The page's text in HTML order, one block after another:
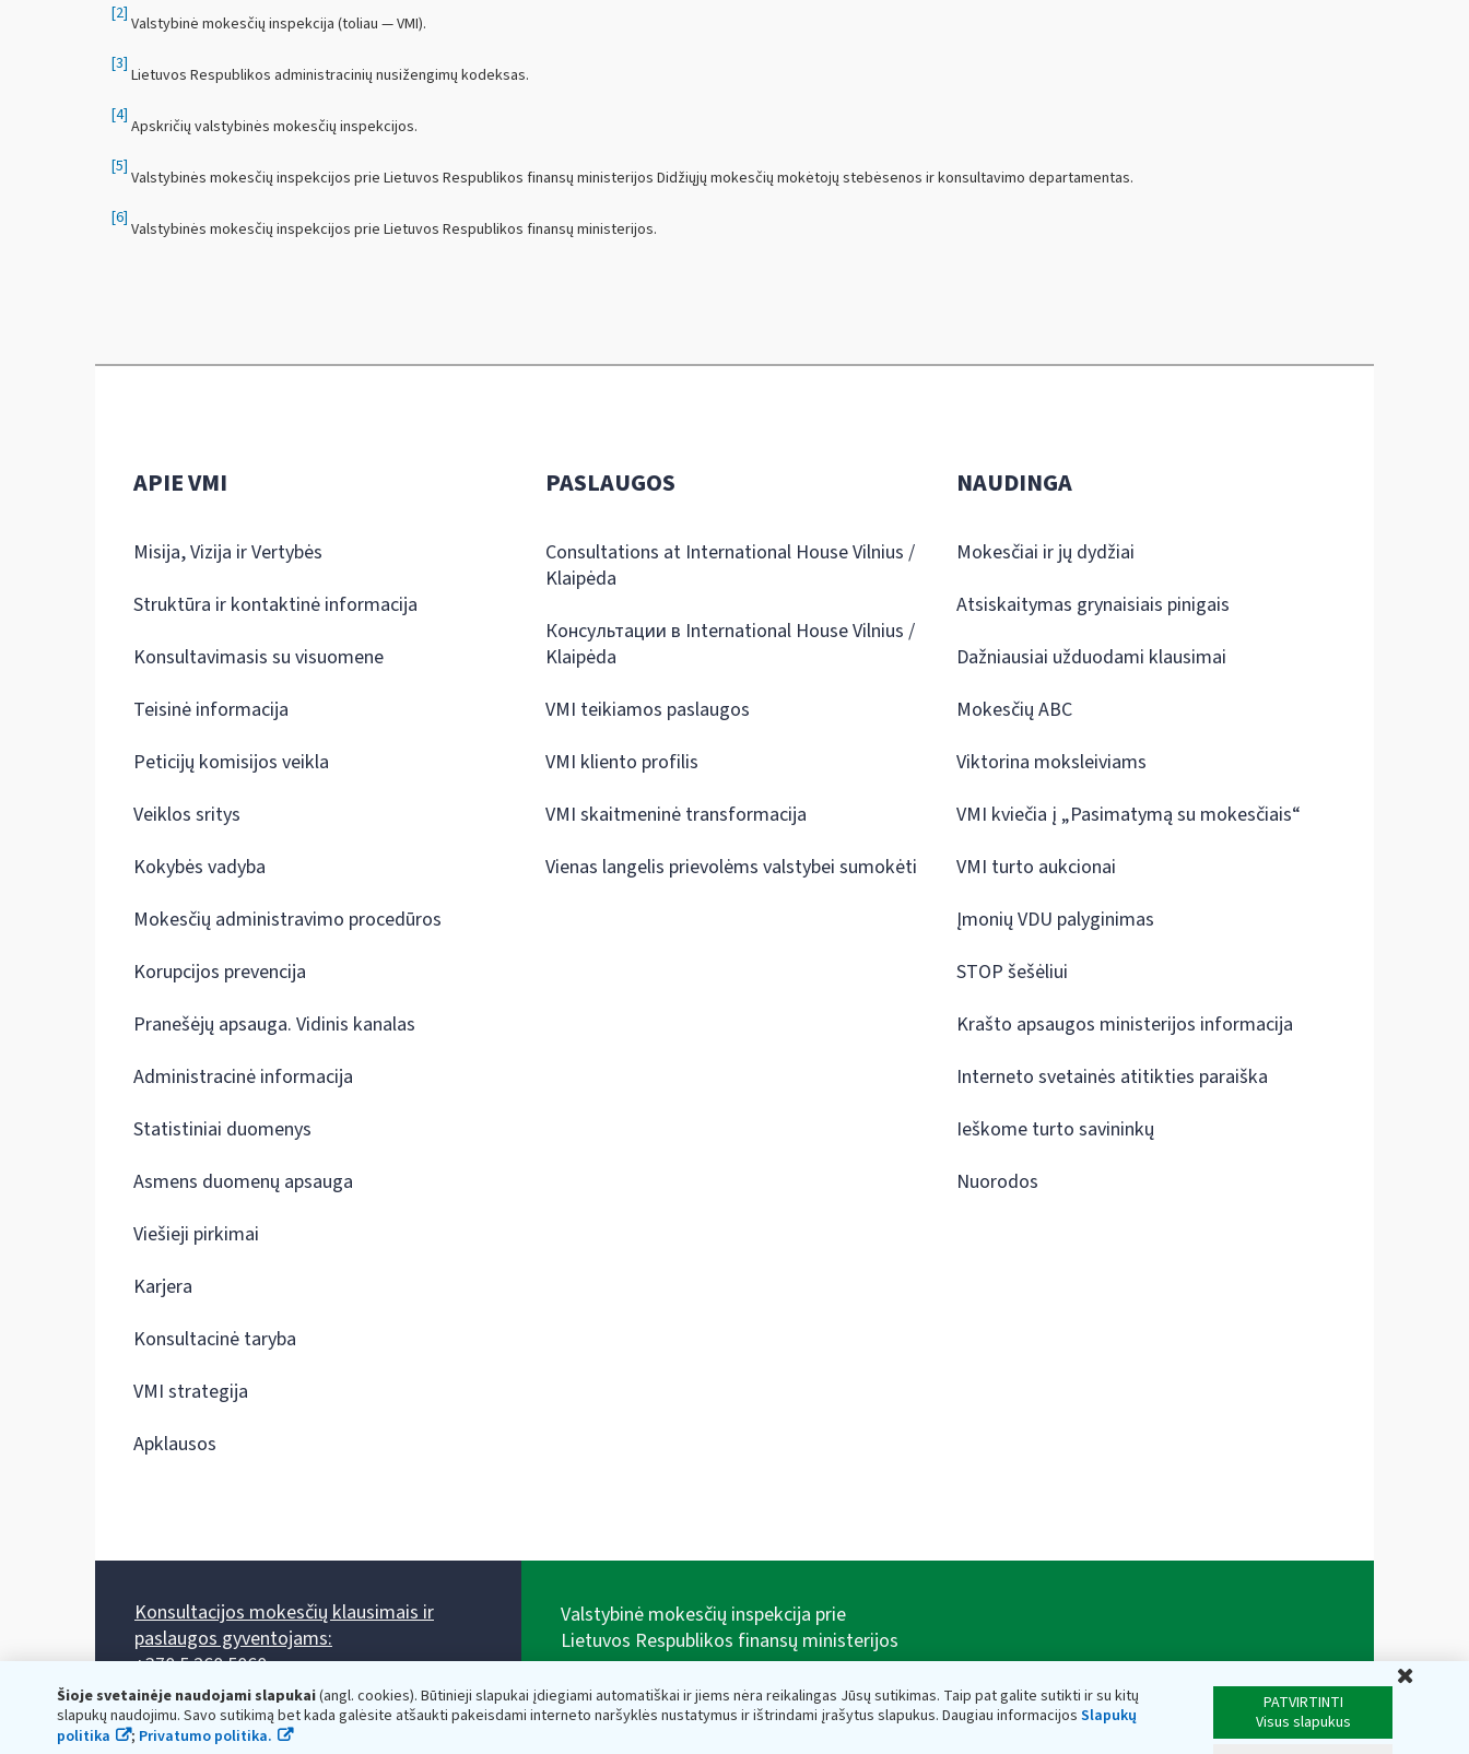
[2]
Valstybinė mokesčių inspekcija (toliau — VMI).
[3]
Lietuvos Respublikos administracinių nusižengimų kodeksas.
[4]
Apskričių valstybinės mokesčių inspekcijos.
[5]
Valstybinės mokesčių inspekcijos prie Lietuvos Respublikos finansų ministerijos Didžiųjų mokesčių mokėtojų stebėsenos ir konsultavimo departamentas.
[6]
Valstybinės mokesčių inspekcijos prie Lietuvos Respublikos finansų ministerijos.
Šioje svetainėje naudojami slapukai(angl. cookies). Būtinieji slapukai įdiegiami automatiškai ir jiems nėra reikalingas Jūsų sutikimas. Taip pat galite sutikti ir su kitų
slapukų naudojimu. Savo sutikimą bet kada galėsite atšaukti pakeisdami interneto naršyklės nustatymus ir ištrindami įrašytus slapukus. Daugiau informacijos Slapukų
politika
; Privatumo politika.
PATVIRTINTI
Visus slapukus
APIE VMI
Misija, Vizija ir Vertybės
Struktūra ir kontaktinė informacija
Konsultavimasis su visuomene
Teisinė informacija
Peticijų komisijos veikla
Veiklos sritys
Kokybės vadyba
Mokesčių administravimo procedūros
Korupcijos prevencija
Pranešėjų apsauga. Vidinis kanalas
Administracinė informacija
Statistiniai duomenys
Asmens duomenų apsauga
Viešieji pirkimai
Karjera
Konsultacinė taryba
VMI strategija
Apklausos
PASLAUGOS
Consultations at International House Vilnius /
Klaipėda
Консультации в International House Vilnius /
Klaipėda
VMI teikiamos paslaugos
VMI kliento profilis
VMI skaitmeninė transformacija
Vienas langelis prievolėms valstybei sumokėti
NAUDINGA
Mokesčiai ir jų dydžiai
Atsiskaitymas grynaisiais pinigais
Dažniausiai užduodami klausimai
Mokesčių ABC
Viktorina moksleiviams
VMI kviečia į „Pasimatymą su mokesčiais“
VMI turto aukcionai
Įmonių VDU palyginimas
STOP šešėliui
Krašto apsaugos ministerijos informacija
Interneto svetainės atitikties paraiška
Ieškome turto savininkų
Nuorodos
Konsultacijos mokesčių klausimais ir
paslaugos gyventojams:
+370 5 260 5060
Darbo laikas: I-IV 8.00-17.00, V 8.00-15.45.
Prieššventinę dieną - viena valanda trumpiau.
Kiekvieno mėnesio antrą penktadienį 8.00 val. - 12.00 val.
Valstybinė mokesčių inspekcija prie
Lietuvos Respublikos finansų ministerijos
adresas: Vasario 16-osios g. 14, 01107 Vilnius, Lietuva,
el.paštas:vmi@vmi.lt, E. pristatymo dėžutės adresas